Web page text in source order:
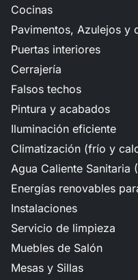
Cocinas
Pavimentos, Azulejos y
Puertas interiores
Cerrajería
Falsos techos
Pintura y acabados
Iluminación eficiente
Climatización (frío y
Agua Caliente Sanitaria
Energías renovables
Instalaciones
Servicio de limpieza
Muebles de Salón
Mesas y Sillas